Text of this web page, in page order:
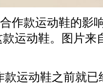
款运动鞋的影
运动鞋。图片来
运动鞋之前就已